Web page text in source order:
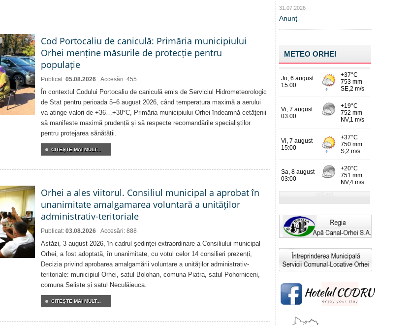
Cod Portocaliu de caniculă: Primăria municipiului
Orhei menține măsurile de protecție pentru
populație
Publicat: 05.08.2026 Accesări: 455
În contextul Codului Portocaliu de caniculă emis de Serviciul Hidrometeorologic
de Stat pentru perioada 5–6 august 2026, când temperatura maximă a aerului
va atinge valori de +36…+38°C, Primăria municipiului Orhei îndeamnă cetățenii
să manifeste maximă prudență și să respecte recomandările specialiștilor
pentru protejarea sănătății.
CITEŞTE MAI MULT...
Orhei a ales viitorul. Consiliul municipal a aprobat în
unanimitate amalgamarea voluntară a unităților
administrativ-teritoriale
Publicat: 03.08.2026 Accesări: 888
Astăzi, 3 august 2026, în cadrul ședinței extraordinare a Consiliului municipal
Orhei, a fost adoptată, în unanimitate, cu votul celor 14 consilieri prezenți,
Decizia privind aprobarea amalgamării voluntare a unităților administrativ-
teritoriale: municipiul Orhei, satul Bolohan, comuna Piatra, satul Pohorniceni,
comuna Seliște și satul Neculăieuca.
CITEŞTE MAI MULT...
31.07.2026
Anunț
METEO ORHEI